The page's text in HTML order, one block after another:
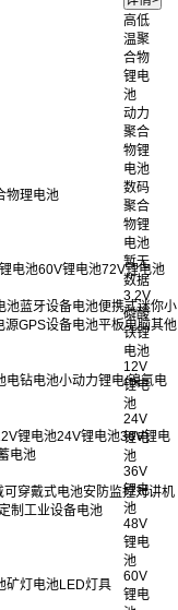
高低
温聚
合物
锂电
池
动力
聚合
物锂
电池
数码
聚合
物锂
电池
暂无
数据
3.2V
磷酸
铁锂
电池
12V
锂电
池
24V
锂电
池
36V
锂电
池
48V
锂电
池
60V
锂电
物理电池
电池60V锂电池72V锂电池
池蓝牙设备电池便携式迷你小
源GPS设备电池平板电脑其他
电钻电池小动力锂电/镍氢电
锂电池24V锂电池36V锂电
电池
可穿戴式电池安防监控对讲机
制 工业设备电池
矿灯电池LED灯具